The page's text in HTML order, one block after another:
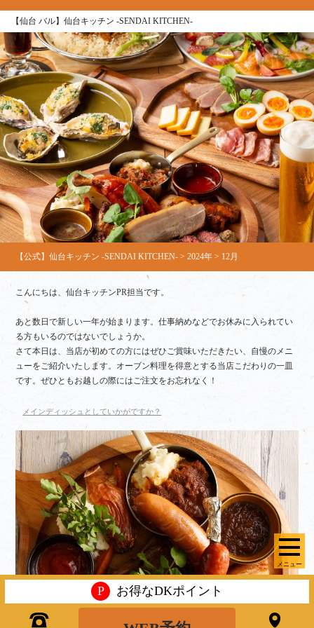
【仙台 バル】仙台キッチン ‐SENDAI KITCHEN‐
メニュー
【公式】仙台キッチン -SENDAI KITCHEN- >2024年 > 12月
こんにちは、仙台キッチンPR担当です。
あと数日で新しい一年が始まります。仕事納めなどでお休みに入られてい
る方もいるのではないでしょうか。
さて本日は、当店が初めての方にはぜひご賞味いただきたい、自慢のメニ
ューをご紹介いたします。オーブン料理を得意とする当店こだわりの一皿
です。ぜひともお越しの際にはご注文をお忘れなく！
メインディッシュとしていかがですか？
P お得なDKポイント